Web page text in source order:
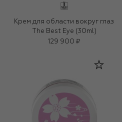
Крем для области вокруг глаз
The Best Eye (30ml)
129 900 ₽